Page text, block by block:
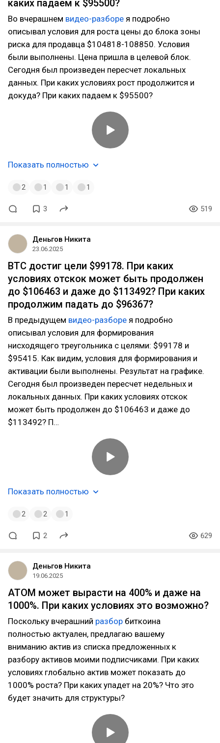
каких падаем к $95500?
Во вчерашнем видео-разборе я подробно
описывал условия для роста цены до блока зоны
риска для продавца $104818-108850. Условия
были выполнены. Цена пришла в целевой блок.
Сегодня был произведен пересчет локальных
данных. При каких условиях рост продолжится и
докуда? При каких падаем к $95500?
Показать полностью
2 1 1 1
3 519
Деньгов Никита
23.06.2025
BTC достиг цели $99178. При каких
условиях отскок может быть продолжен
до $106463 и даже до $113492? При каких
продолжим падать до $96367?
В предыдущем видео-разборе я подробно
описывал условия для формирования
нисходящего треугольника с целями: $99178 и
$95415. Как видим, условия для формирования и
активации были выполнены. Результат на графике.
Сегодня был произведен пересчет недельных и
локальных данных. При каких условиях отскок
может быть продолжен до $106463 и даже до
$113492? П…
Показать полностью
2 2 1
2 629
Деньгов Никита
19.06.2025
ATOM может вырасти на 400% и даже на
1000%. При каких условиях это возможно?
Поскольку вчерашний разбор биткоина
полностью актуален, предлагаю вашему
вниманию актив из списка предложенных к
разбору активов моими подписчиками. При каких
условиях глобально актив может показать до
1000% роста? При каких упадет на 20%? Что это
будет значить для структуры?